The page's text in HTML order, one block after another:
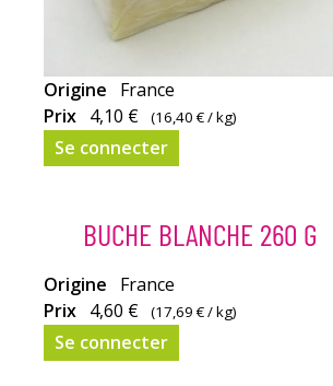
Origine
France
Prix 4,10 € (16,40 €/ kg)
Se connecter
BUCHE BLANCHE 260 G
Fabriqué
à
la Chèvrerie
du
Origine
France
Prix 4,60 € (17,69 €/ kg)
Se connecter